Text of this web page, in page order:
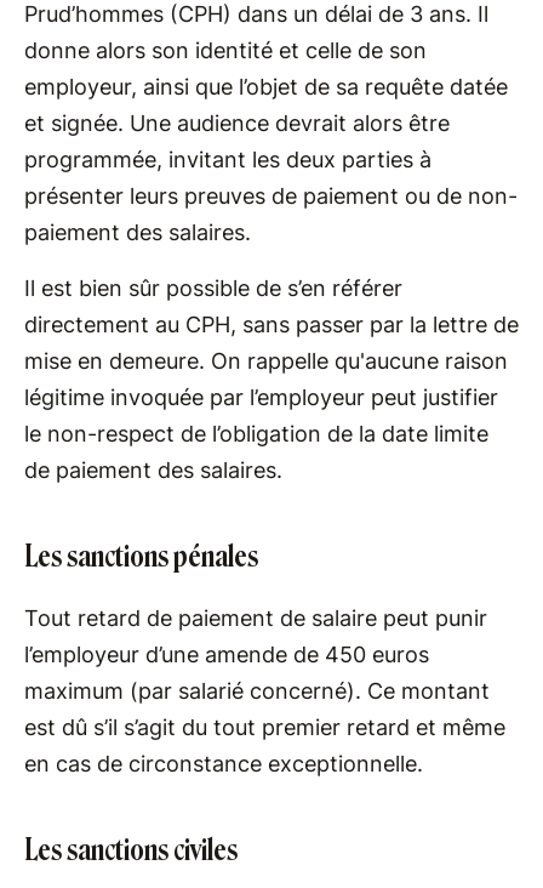
Prud’hommes (CPH) dans un délai de 3 ans. Il
donne alors son identité et celle de son
employeur, ainsi que l’objet de sa requête datée
et signée. Une audience devrait alors être
programmée, invitant les deux parties à
présenter leurs preuves de paiement ou de non-
paiement des salaires.
Il est bien sûr possible de s’en référer
directement au CPH, sans passer par la lettre de
mise en demeure. On rappelle qu'aucune raison
légitime invoquée par l’employeur peut justifier
le non-respect de l’obligation de la date limite
de paiement des salaires.
Les sanctions pénales
Tout retard de paiement de salaire peut punir
l’employeur d’une amende de 450 euros
maximum (par salarié concerné). Ce montant
est dû s’il s’agit du tout premier retard et même
en cas de circonstance exceptionnelle.
Les sanctions civiles